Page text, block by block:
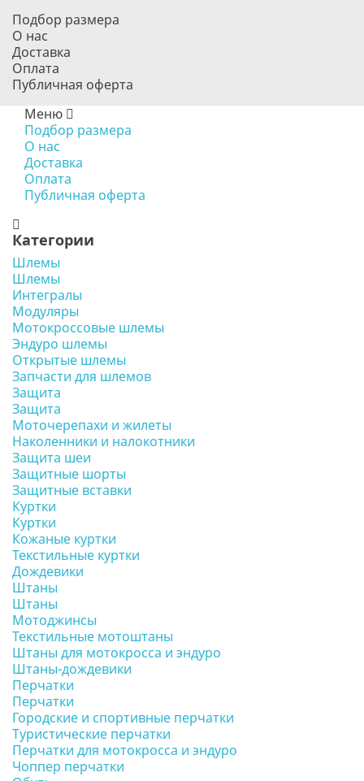
Подбор размера
О нас
Доставка
Оплата
Публичная оферта
Меню
Подбор размера
О нас
Доставка
Оплата
Публичная оферта
Категории
Шлемы
Шлемы
Интегралы
Модуляры
Мотокроссовые шлемы
Эндуро шлемы
Открытые шлемы
Запчасти для шлемов
Защита
Защита
Моточерепахи и жилеты
Наколенники и налокотники
Защита шеи
Защитные шорты
Защитные вставки
Куртки
Куртки
Кожаные куртки
Текстильные куртки
Дождевики
Штаны
Штаны
Мотоджинсы
Текстильные мотоштаны
Штаны для мотокросса и эндуро
Штаны-дождевики
Перчатки
Перчатки
Городские и спортивные перчатки
Туристические перчатки
Перчатки для мотокросса и эндуро
Чоппер перчатки